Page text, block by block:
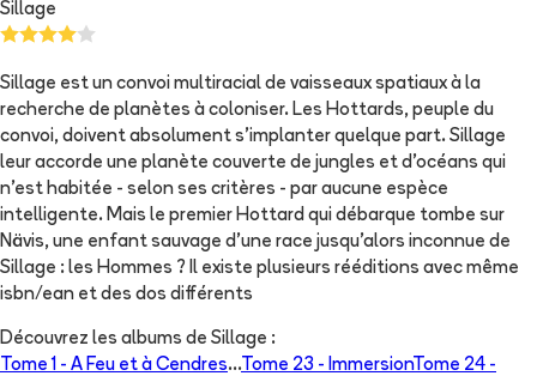
Sillage
Sillage est un convoi multiracial de vaisseaux spatiaux à la
recherche de planètes à coloniser. Les Hottards, peuple du
convoi, doivent absolument s'implanter quelque part. Sillage
leur accorde une planète couverte de jungles et d'océans qui
n'est habitée - selon ses critères - par aucune espèce
intelligente. Mais le premier Hottard qui débarque tombe sur
Nävis, une enfant sauvage d'une race jusqu'alors inconnue de
Sillage : les Hommes ? Il existe plusieurs rééditions avec même
isbn/ean et des dos différents
Découvrez les albums de Sillage :
Tome 1 - A Feu et à Cendres...Tome 23 - ImmersionTome 24 -